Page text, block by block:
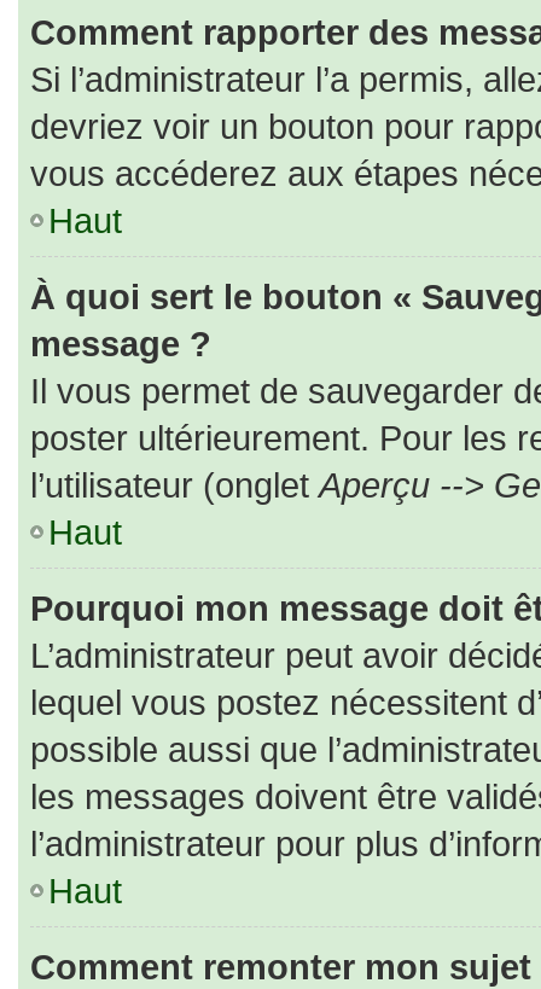
Comment rapporter des
Si l’administrateur l’a permis,
devriez voir un bouton pour
vous accéderez aux étapes
Haut
À quoi sert le bouton «
message ?
Il vous permet de sauvegarder
poster ultérieurement. Pour les
l’utilisateur (ongletAperçu -->
Haut
Pourquoi mon message doit
L’administrateur peut avoir
lequel vous postez nécessitent
possible aussi que
les messages doivent être
l’administrateur pour plus
Haut
Comment remonter mon sujet